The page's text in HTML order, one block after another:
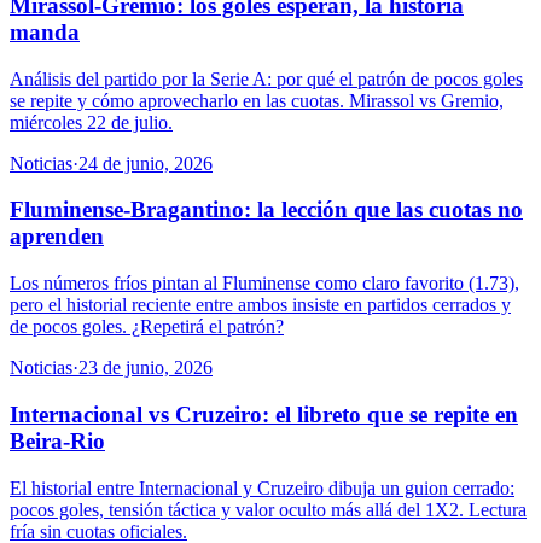
Mirassol-Gremio: los goles esperan, la historia
manda
Análisis del partido por la Serie A: por qué el patrón de pocos goles
se repite y cómo aprovecharlo en las cuotas. Mirassol vs Gremio,
miércoles 22 de julio.
Noticias·24 de junio, 2026
Fluminense-Bragantino: la lección que las cuotas no
aprenden
Los números fríos pintan al Fluminense como claro favorito (1.73),
pero el historial reciente entre ambos insiste en partidos cerrados y
de pocos goles. ¿Repetirá el patrón?
Noticias·23 de junio, 2026
Internacional vs Cruzeiro: el libreto que se repite en
Beira-Rio
El historial entre Internacional y Cruzeiro dibuja un guion cerrado:
pocos goles, tensión táctica y valor oculto más allá del 1X2. Lectura
fría sin cuotas oficiales.